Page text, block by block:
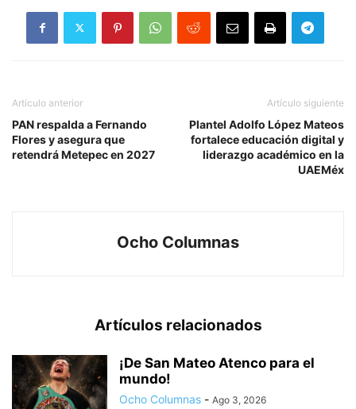
Artículo anterior
PAN respalda a Fernando
Flores y asegura que
retendrá Metepec en 2027
Artículo siguiente
Plantel Adolfo López Mateos
fortalece educación digital y
liderazgo académico en la
UAEMéx
Ocho Columnas
Artículos relacionados
¡De San Mateo Atenco para el
mundo!
Ocho Columnas - Ago 3, 2026